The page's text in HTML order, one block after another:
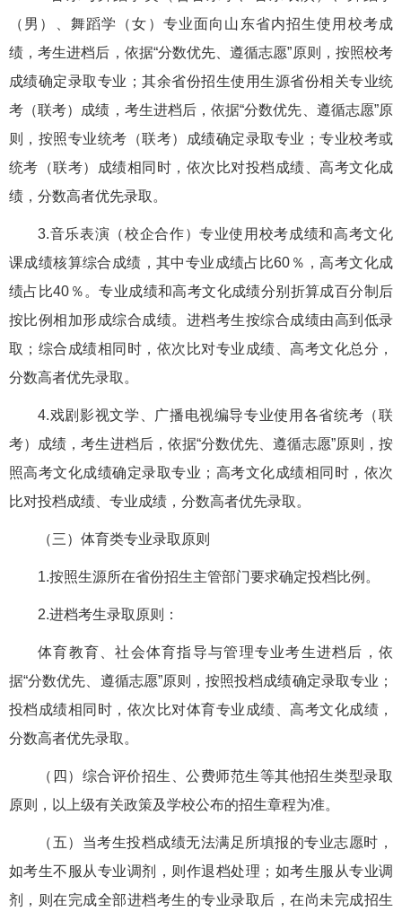
（男）、舞蹈学（女）专业面向山东省内招生使用校考成
绩，考生进档后，依据“分数优先、遵循志愿”原则，按照校考
成绩确定录取专业；其余省份招生使用生源省份相关专业统
考（联考）成绩，考生进档后，依据“分数优先、遵循志愿”原
则，按照专业统考（联考）成绩确定录取专业；专业校考或
统考（联考）成绩相同时，依次比对投档成绩、高考文化成
绩，分数高者优先录取。
3.音乐表演（校企合作）专业使用校考成绩和高考文化
课成绩核算综合成绩，其中专业成绩占比60％，高考文化成
绩占比40％。专业成绩和高考文化成绩分别折算成百分制后
按比例相加形成综合成绩。进档考生按综合成绩由高到低录
取；综合成绩相同时，依次比对专业成绩、高考文化总分，
分数高者优先录取。
4.戏剧影视文学、广播电视编导专业使用各省统考（联
考）成绩，考生进档后，依据“分数优先、遵循志愿”原则，按
照高考文化成绩确定录取专业；高考文化成绩相同时，依次
比对投档成绩、专业成绩，分数高者优先录取。
（三）体育类专业录取原则
1.按照生源所在省份招生主管部门要求确定投档比例。
2.进档考生录取原则：
体育教育、社会体育指导与管理专业考生进档后，依
据“分数优先、遵循志愿”原则，按照投档成绩确定录取专业；
投档成绩相同时，依次比对体育专业成绩、高考文化成绩，
分数高者优先录取。
（四）综合评价招生、公费师范生等其他招生类型录取
原则，以上级有关政策及学校公布的招生章程为准。
（五）当考生投档成绩无法满足所填报的专业志愿时，
如考生不服从专业调剂，则作退档处理；如考生服从专业调
剂，则在完成全部进档考生的专业录取后，在尚未完成招生